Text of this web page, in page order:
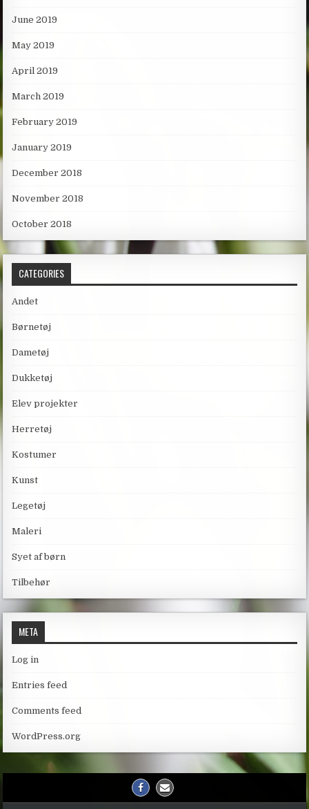
June 2019
May 2019
April 2019
March 2019
February 2019
January 2019
December 2018
November 2018
October 2018
CATEGORIES
Andet
Børnetøj
Dametøj
Dukketøj
Elev projekter
Herretøj
Kostumer
Kunst
Legetøj
Maleri
Syet af børn
Tilbehør
META
Log in
Entries feed
Comments feed
WordPress.org